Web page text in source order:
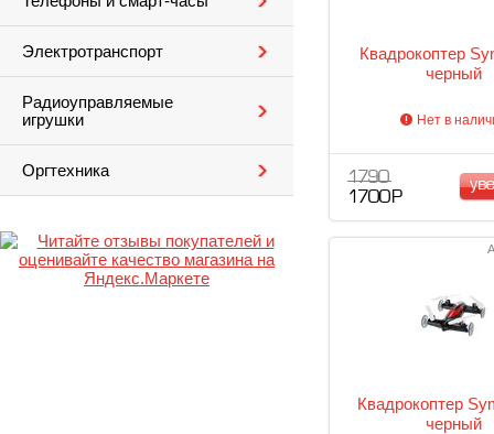
Электротранспорт
Радиоуправляемые
игрушки
Оргтехника
Квадрокоптер
черный
Нет в
1 790
1 700 Р
Квадрокоптер
черный